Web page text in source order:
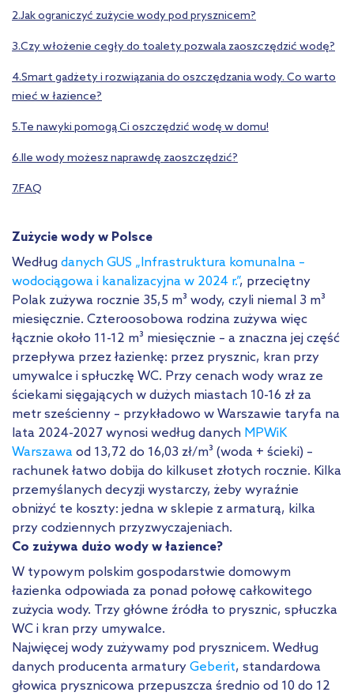
2.Jak ograniczyć zużycie wody pod prysznicem?
3.Czy włożenie cegły do toalety pozwala zaoszczędzić wodę?
4.Smart gadżety i rozwiązania do oszczędzania wody. Co warto
mieć w łazience?
5.Te nawyki pomogą Ci oszczędzić wodę w domu!
6.Ile wody możesz naprawdę zaoszczędzić?
7.FAQ
Zużycie wody w Polsce
Według danych GUS „Infrastruktura komunalna –
wodociągowa i kanalizacyjna w 2024 r.”, przeciętny
Polak zużywa rocznie 35,5 m³ wody, czyli niemal 3 m³
miesięcznie. Czteroosobowa rodzina zużywa więc
łącznie około 11-12 m³ miesięcznie – a znaczna jej część
przepływa przez łazienkę: przez prysznic, kran przy
umywalce i spłuczkę WC. Przy cenach wody wraz ze
ściekami sięgających w dużych miastach 10-16 zł za
metr sześcienny – przykładowo w Warszawie taryfa na
lata 2024-2027 wynosi według danych MPWiK
Warszawa od 13,72 do 16,03 zł/m³ (woda + ścieki) –
rachunek łatwo dobija do kilkuset złotych rocznie. Kilka
przemyślanych decyzji wystarczy, żeby wyraźnie
obniżyć te koszty: jedna w sklepie z armaturą, kilka
przy codziennych przyzwyczajeniach.
Co zużywa dużo wody w łazience?
W typowym polskim gospodarstwie domowym
łazienka odpowiada za ponad połowę całkowitego
zużycia wody. Trzy główne źródła to prysznic, spłuczka
WC i kran przy umywalce.
Najwięcej wody zużywamy pod prysznicem. Według
danych producenta armatury Geberit, standardowa
głowica prysznicowa przepuszcza średnio od 10 do 12